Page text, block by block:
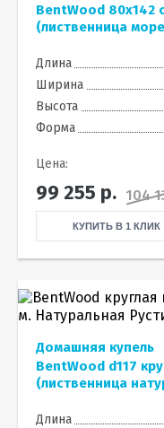
BentWood 80х142
(лиственница
Длина
Ширина
Высота
Форма
Цена:
99 255 р. 104
КУПИТЬ В 1 КЛИК
Домашняя купель
BentWood d117
(лиственница
Длина